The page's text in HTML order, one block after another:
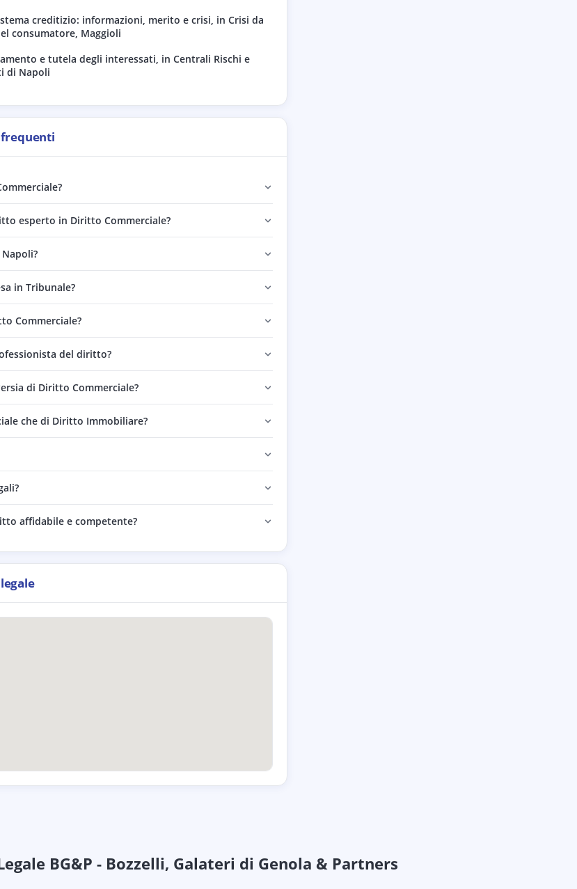
creditizio: informazioni, merito e crisi, in Crisi da
consumatore, Maggioli
e tutela degli interessati, in Centrali Rischi e
di Napoli
esperto in Diritto Commerciale?
in Tribunale?
Commerciale?
del diritto?
di Diritto Commerciale?
che di Diritto Immobiliare?
affidabile e competente?
BG&P - Bozzelli, Galateri di Genola & Partners